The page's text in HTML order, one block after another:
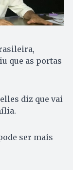
que as portas
diz que vai
ser mais